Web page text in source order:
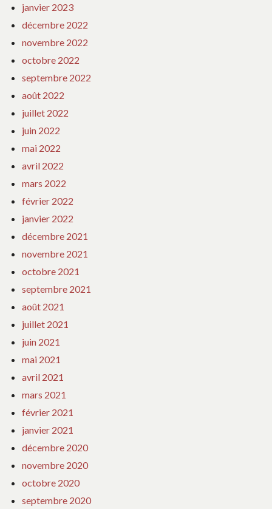
janvier 2023
décembre 2022
novembre 2022
octobre 2022
septembre 2022
août 2022
juillet 2022
juin 2022
mai 2022
avril 2022
mars 2022
février 2022
janvier 2022
décembre 2021
novembre 2021
octobre 2021
septembre 2021
août 2021
juillet 2021
juin 2021
mai 2021
avril 2021
mars 2021
février 2021
janvier 2021
décembre 2020
novembre 2020
octobre 2020
septembre 2020